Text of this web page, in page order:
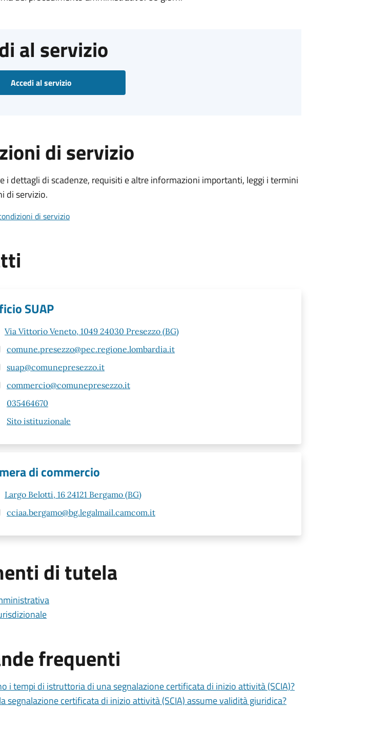
al servizio
Accedi al servizio
di servizio
i dettagli di scadenze, requisiti e altre informazioni importanti, leggi i termini
di servizio.
di servizio
SUAP
Via Vittorio Veneto, 1049 24030 Presezzo (BG)
comune.presezzo@pec.regione.lombardia.it
suap@comunepresezzo.it
commercio@comunepresezzo.it
035464670
Sito istituzionale
di commercio
Largo Belotti, 16 24121 Bergamo (BG)
cciaa.bergamo@bg.legalmail.camcom.it
di tutela
frequenti
i tempi di istruttoria di una segnalazione certificata di inizio attività (SCIA)?
segnalazione certificata di inizio attività (SCIA) assume validità giuridica?